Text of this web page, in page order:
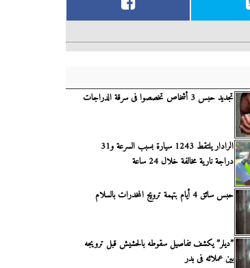
تجديد حبس 3 أشخاص تخصصوا فى سرقة الدراجات
الرادار يلتقط 1243 سيارة بسبب السرعة و31
دراجة نارية مخالفة خلال 24 ساعة
حبس سائق 4 أيام بتهمة ترويج المخدرات بالسلام
”ديلر” يكشف تفاصيل سقوطه بالحشيش قبل ترويجه
بين عملائه فى بدر